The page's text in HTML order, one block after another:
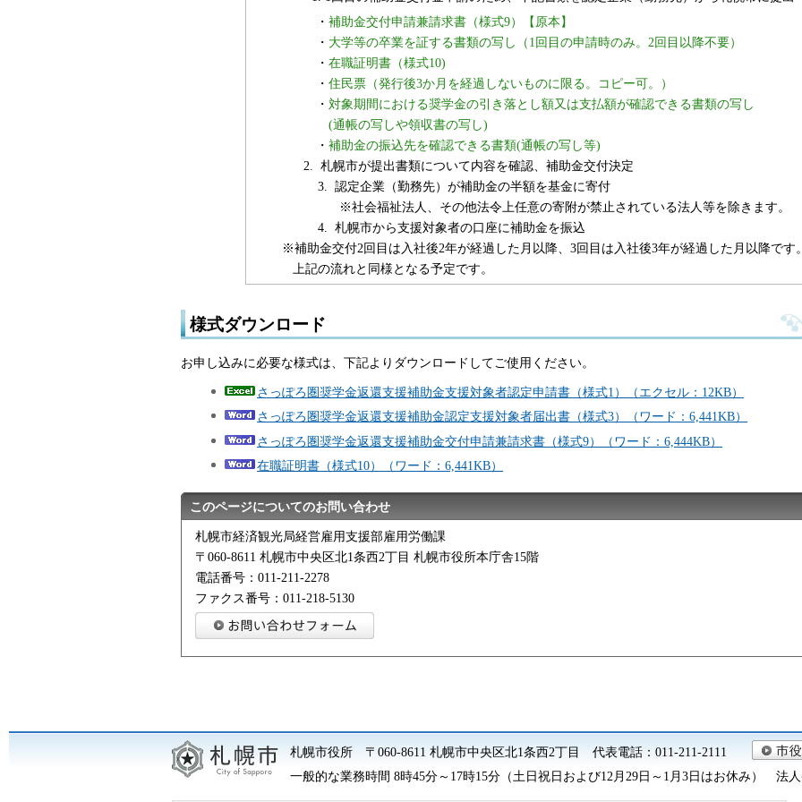
・ 補助金交付申請兼請求書（様式9）【原本】
・ 大学等の卒業を証する書類の写し（1回目の申請時のみ。2回目以降不要）
・ 在職証明書（様式10)
・ 住民票（発行後3か月を経過しないものに限る。コピー可。）
・ 対象期間における奨学金の引き落とし額又は支払額が確認できる書類の写し
(通帳の写しや領収書の写し)
・ 補助金の振込先を確認できる書類(通帳の写し等)
2. 札幌市が提出書類について内容を確認、補助金交付決定
3. 認定企業（勤務先）が補助金の半額を基金に寄付
※社会福祉法人、その他法令上任意の寄附が禁止されている法人等を除きます。
4. 札幌市から支援対象者の口座に補助金を振込
※補助金交付2回目は入社後2年が経過した月以降、3回目は入社後3年が経過した月​​以降です
上記の流れと同様となる予定です。
様式ダウンロード
お申し込みに必要な様式は、下記よりダウンロードしてご使用ください。
さっぽろ圏奨学金返還支援補助金支援対象者認定申請書（様式1）（エクセル：12KB）
さっぽろ圏奨学金返還支援補助金認定支援対象者届出書（様式3）（ワード：6,441KB）
さっぽろ圏奨学金返還支援補助金交付申請兼請求書（様式9）（ワード：6,444KB）
在職証明書（様式10）（ワード：6,441KB）
このページについてのお問い合わせ
札幌市経済観光局経営雇用支援部雇用労働課
〒060-8611 札幌市中央区北1条西2丁目 札幌市役所本庁舎15階
電話番号：011-211-2278
ファクス番号：011-218-5130
札幌市役所 〒060-8611 札幌市中央区北1条西2丁目 代表電話：011-211-2111
一般的な業務時間 8時45分～17時15分（土日祝日および12月29日～1月3日はお休み） 法人